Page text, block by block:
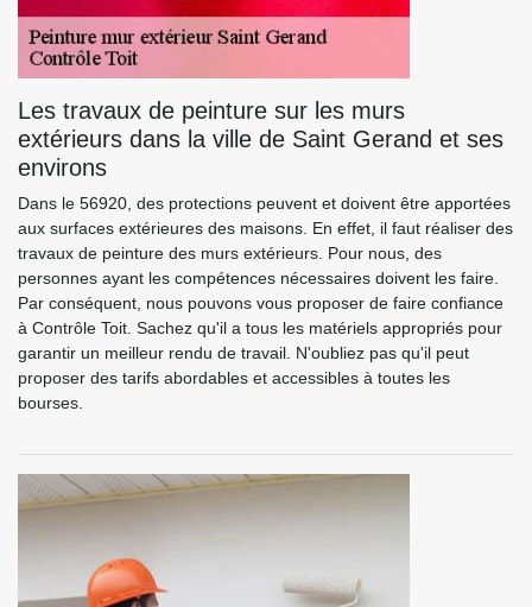
Les travaux de peinture sur les murs
extérieurs dans la ville de Saint Gerand et ses
environs
Dans le 56920, des protections peuvent et doivent être apportées
aux surfaces extérieures des maisons. En effet, il faut réaliser des
travaux de peinture des murs extérieurs. Pour nous, des
personnes ayant les compétences nécessaires doivent les faire.
Par conséquent, nous pouvons vous proposer de faire confiance
à Contrôle Toit. Sachez qu'il a tous les matériels appropriés pour
garantir un meilleur rendu de travail. N'oubliez pas qu'il peut
proposer des tarifs abordables et accessibles à toutes les
bourses.